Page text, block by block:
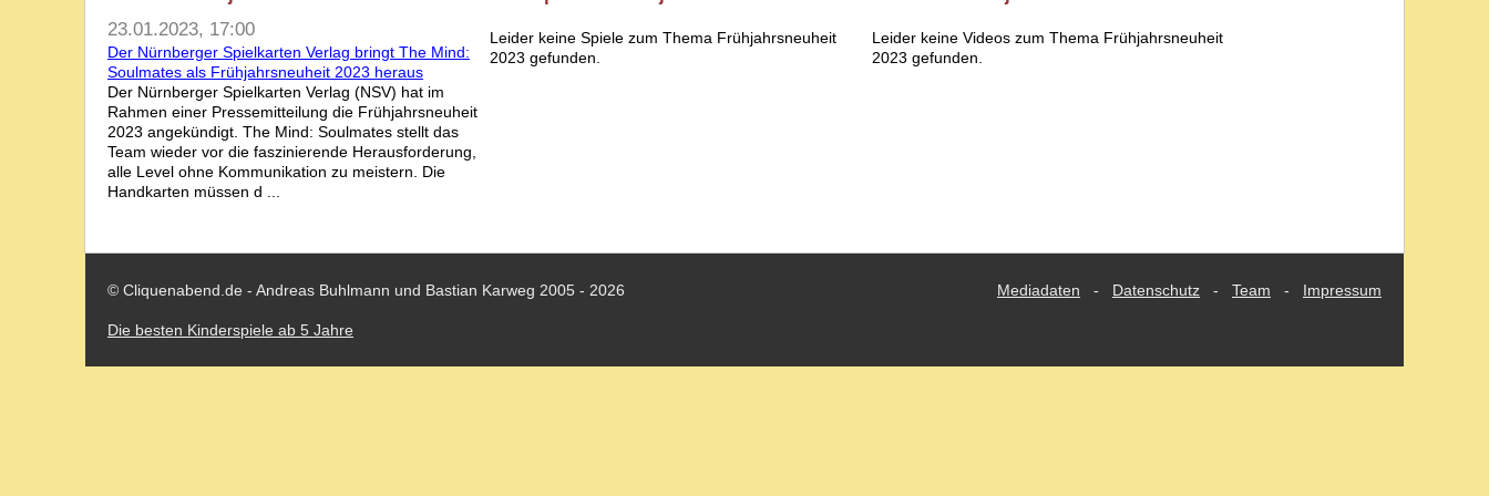
23.01.2023, 17:00
Der Nürnberger Spielkarten Verlag bringt The Mind:
Soulmates als Frühjahrsneuheit 2023 heraus
Der Nürnberger Spielkarten Verlag (NSV) hat im
Rahmen einer Pressemitteilung die Frühjahrsneuheit
2023 angekündigt. The Mind: Soulmates stellt das
Team wieder vor die faszinierende Herausforderung,
alle Level ohne Kommunikation zu meistern. Die
Handkarten müssen d ...
Leider keine Spiele zum Thema Frühjahrsneuheit
2023 gefunden.
Leider keine Videos zum Thema Frühjahrsneuheit
2023 gefunden.
Mediadaten - Datenschutz - Team - Impressum
© Cliquenabend.de - Andreas Buhlmann und Bastian Karweg 2005 - 2026
Die besten Kinderspiele ab 5 Jahre